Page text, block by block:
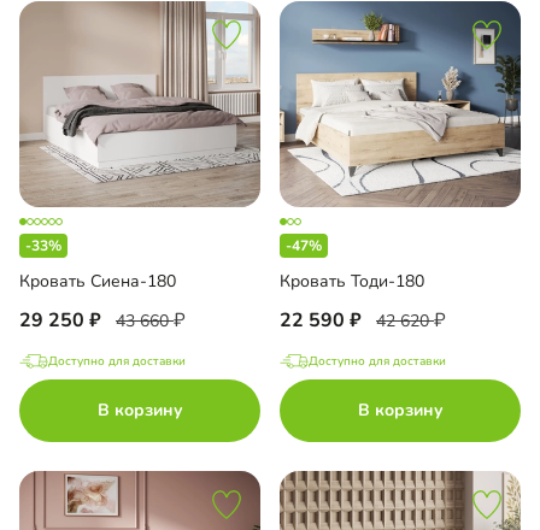
-33%
Кровать Сиена-180
29 250 43 660
Доступно для доставки
В корзину
-47%
Кровать Тоди-180
22 590 42 620
Доступно для доставки
В корзину